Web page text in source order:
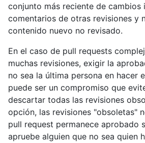
conjunto más reciente de cambios
comentarios de otras revisiones y
contenido nuevo no revisado.
En el caso de pull requests
muchas revisiones, exigir la
no sea la última persona en hacer
puede ser un compromiso que
descartar todas las revisiones
opción, las revisiones "obsoletas"
pull request permanece aprobado
apruebe alguien que no sea quien